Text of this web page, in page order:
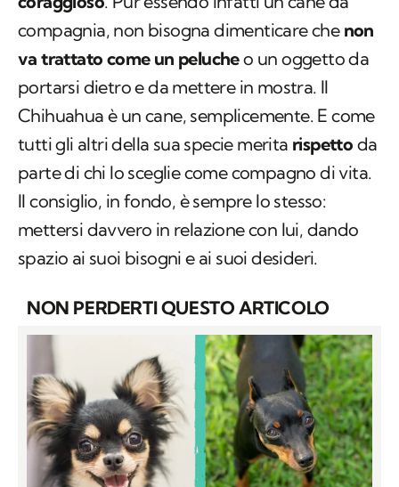
compagnia, non bisogna dimenticare che non
va trattato come un pelucheo un oggetto da
portarsi dietro e da mettere in mostra. Il
Chihuahua è un cane, semplicemente. E come
tutti gli altri della sua specie merita rispetto da
parte di chi lo sceglie come compagno di vita.
Il consiglio, in fondo, è sempre lo stesso:
mettersi davvero in relazione con lui, dando
spazio ai suoi bisogni e ai suoi desideri.
NON PERDERTI QUESTO ARTICOLO